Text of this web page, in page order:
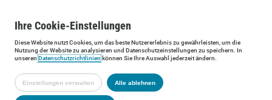
IhreCookie-Einstellungen
DieseWebsitenutzt Cookies, um das beste Nutzererlebnis zu gewährleisten, um die
Nutzung derWebsitezu analysieren und Datenschutzeinstellungen zu speichern. In
unserenDatenschutzrichtlinienkönnen Sie Ihre Auswahl jederzeit ändern.
Einstellungen verwalten Alle ablehnen